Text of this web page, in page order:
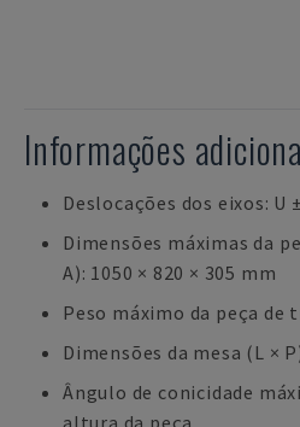
Informações
Deslocações dos eixos: U
Dimensões máximas da
A): 1050 × 820 × 305 mm
Peso máximo da peça de
Dimensões da mesa (L ×
Ângulo de conicidade
altura da peça